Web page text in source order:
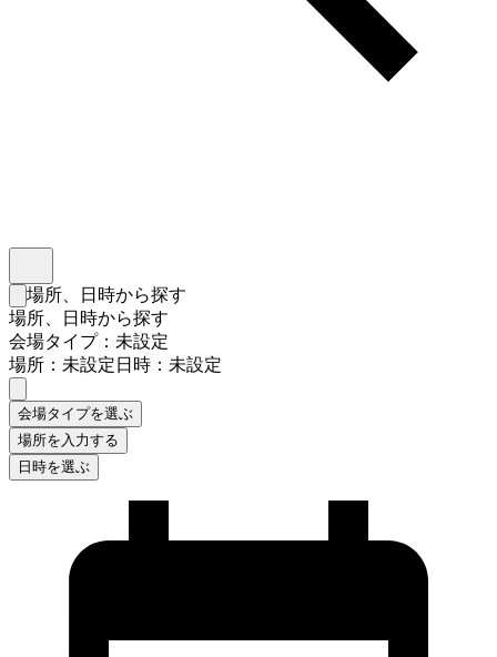
検索フォームを閉じる
場所、日時から探す
場所、日時から探す
会場タイプ：未設定
場所：未設定日時：未設定
会場タイプを選ぶ
場所を入力する
日時を選ぶ